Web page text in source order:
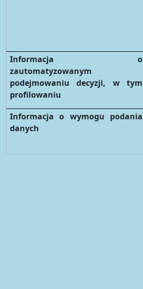
Informacja o
zautomatyzowanym
podejmowaniu decyzji, w tym
profilowaniu
Informacja o wymogu podania
danych